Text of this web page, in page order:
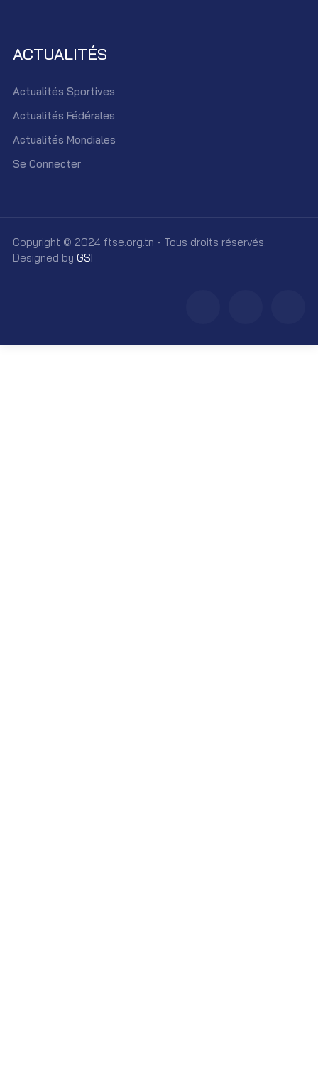
ACTUALITÉS
Actualités Sportives
Actualités Fédérales
Actualités Mondiales
Se Connecter
Copyright © 2024 ftse.org.tn - Tous droits réservés.
Designed by GSI